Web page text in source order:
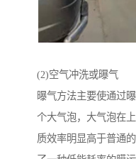
(2)空气冲洗或曝气
曝气方法主要使通过
个大气泡，大气泡在
质效率明显高于普通